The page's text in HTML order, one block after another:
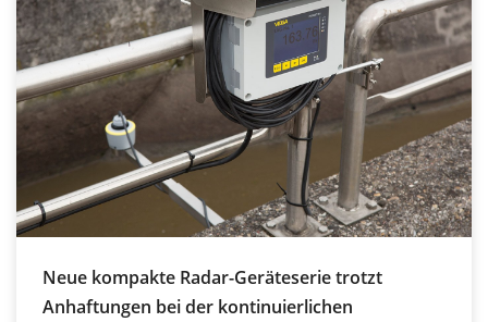
Neue kompakte Radar-Geräteserie trotzt
Anhaftungen bei der kontinuierlichen